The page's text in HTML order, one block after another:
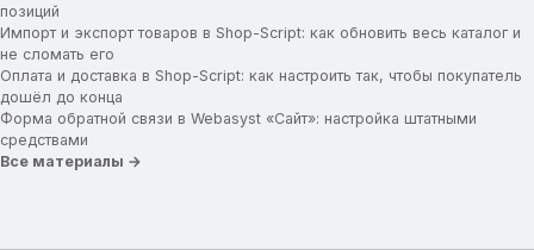
позиций
Импорт и экспорт товаров в Shop-Script: как обновить весь каталог и
не сломать его
Оплата и доставка в Shop-Script: как настроить так, чтобы покупатель
дошёл до конца
Форма обратной связи в Webasyst «Сайт»: настройка штатными
средствами
Все материалы →